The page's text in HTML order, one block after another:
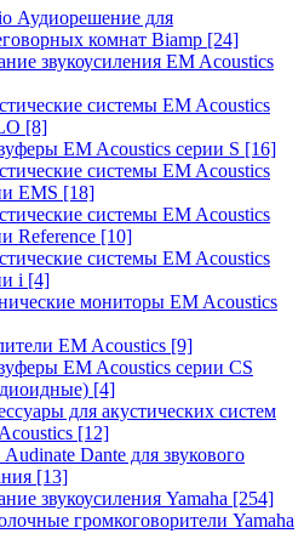
Аудиорешение для
комнат Biamp [24]
звукоусиления EM Acoustics
системы EM Acoustics
[8]
EM Acoustics серии S [16]
системы EM Acoustics
EMS [18]
системы EM Acoustics
Reference [10]
системы EM Acoustics
i [4]
мониторы EM Acoustics
EM Acoustics [9]
EM Acoustics серии CS
[4]
для акустических систем
[12]
Dante для звукового
[13]
звукоусиления Yamaha [254]
громкоговорители Yamaha